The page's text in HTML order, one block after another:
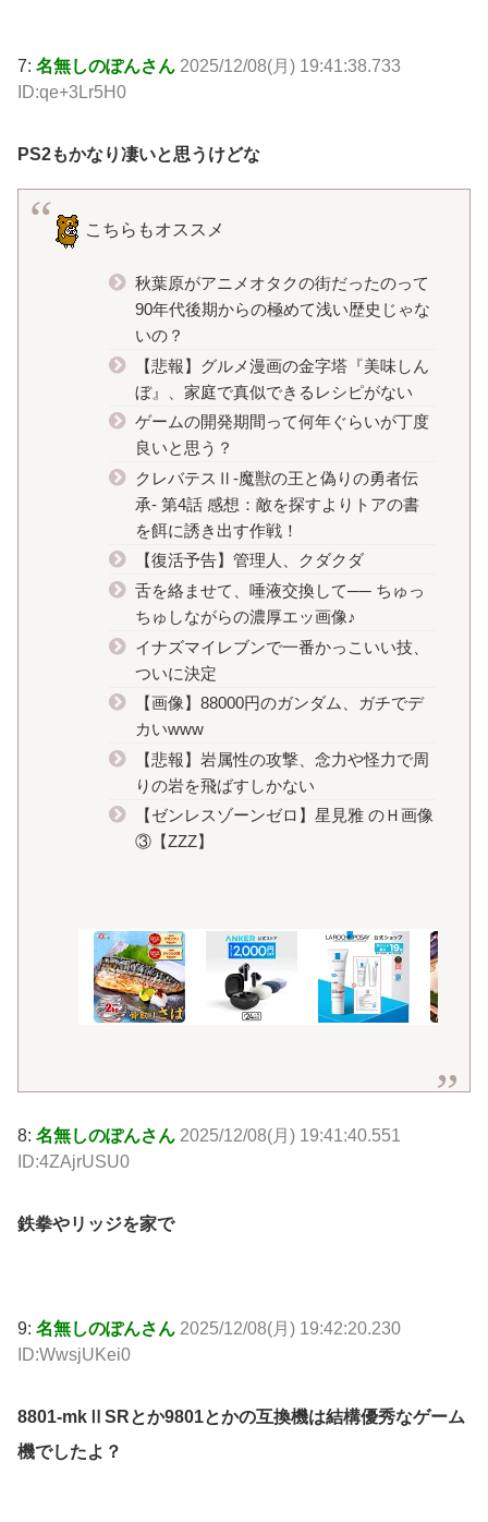
7: 名無しのぽんさん 2025/12/08(月) 19:41:38.733
ID:qe+3Lr5H0
PS2もかなり凄いと思うけどな
こちらもオススメ
秋葉原がアニメオタクの街だったのって
90年代後期からの極めて浅い歴史じゃな
いの？
【悲報】グルメ漫画の金字塔『美味しん
ぼ』、家庭で真似できるレシピがない
ゲームの開発期間って何年ぐらいが丁度
良いと思う？
クレバテスⅡ-魔獣の王と偽りの勇者伝
承- 第4話 感想：敵を探すよりトアの書
を餌に誘き出す作戦！
【復活予告】管理人、クダクダ
舌を絡ませて、唾液交換して── ちゅっ
ちゅしながらの濃厚エッ画像♪
イナズマイレブンで一番かっこいい技、
ついに決定
【画像】88000円のガンダム、ガチでデ
カいwww
【悲報】岩属性の攻撃、念力や怪力で周
りの岩を飛ばすしかない
【ゼンレスゾーンゼロ】星見雅 のＨ画像
③【ZZZ】
8: 名無しのぽんさん 2025/12/08(月) 19:41:40.551
ID:4ZAjrUSU0
鉄拳やリッジを家で
9: 名無しのぽんさん 2025/12/08(月) 19:42:20.230
ID:WwsjUKei0
8801-mkⅡSRとか9801とかの互換機は結構優秀なゲーム
機でしたよ？